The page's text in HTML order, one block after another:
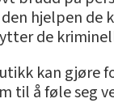
hjelpen de
de
kan
til å føle seg